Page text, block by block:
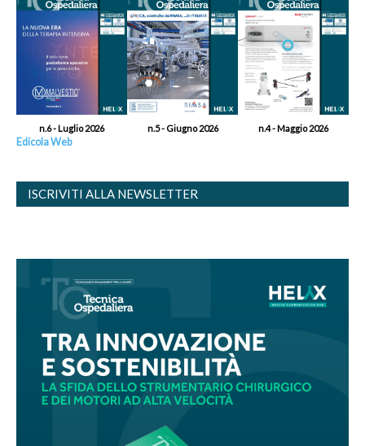
n.6 - Luglio 2026 n.5 - Giugno 2026 n.4 - Maggio 2026
Edicola Web
ISCRIVITI ALLA NEWSLETTER